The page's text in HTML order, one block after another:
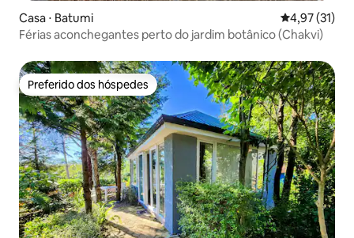
Casa ⋅ Batumi 4,97 de uma
4,97 (31)
Férias aconchegantes perto do jardim botânico (Chakvi)
Preferido dos hóspedes
Preferido dos hóspedes